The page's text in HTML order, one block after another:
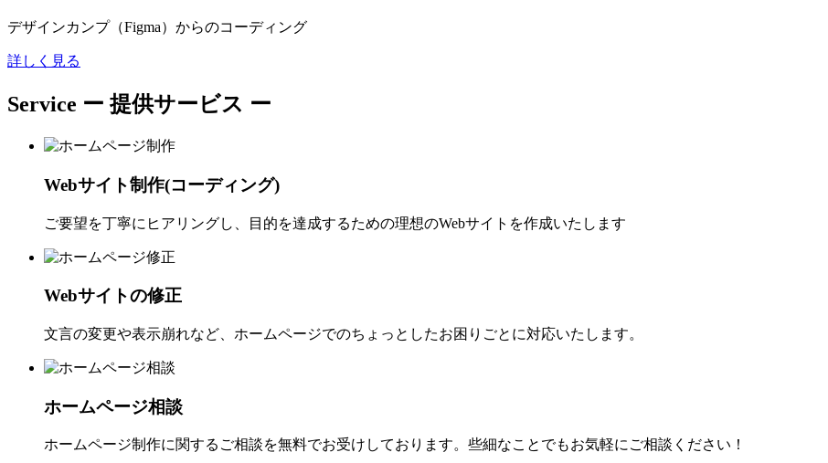
デザインカンプ（Figma）からのコーディング
詳しく見る
Service ー 提供サービス ー
Webサイト制作(コーディング)
ご要望を丁寧にヒアリングし、目的を達成するための理想のWebサイトを作成いたします
Webサイトの修正
文言の変更や表示崩れなど、ホームページでのちょっとしたお困りごとに対応いたします。
ホームページ相談
ホームページ制作に関するご相談を無料でお受けしております。些細なことでもお気軽にご相談ください！